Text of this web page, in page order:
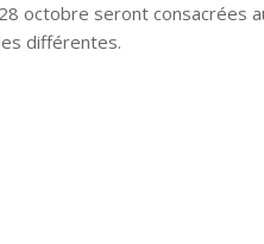
octobre seront consacrées
différentes.